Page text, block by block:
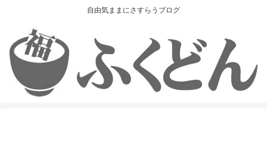
自由気ままにさすらうブログ